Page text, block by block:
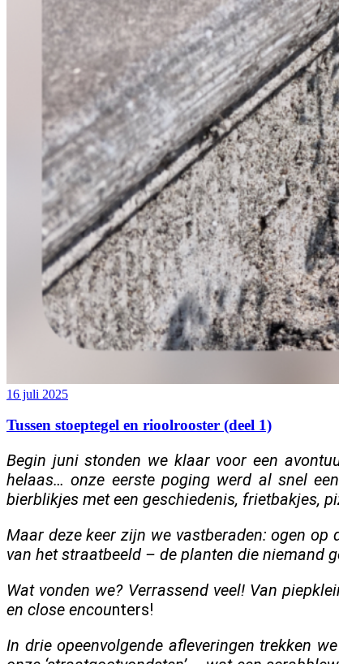
16 juli 2025
Tussen stoeptegel en rioolrooster (deel 1)
Begin juni stonden we klaar voor een
helaas… onze eerste poging werd al snel
bierblikjes met een geschiedenis, frietbakjes,
Maar deze keer zijn we vastberaden: ogen op
van het straatbeeld – de planten die niemand
Wat vonden we? Verrassend veel! Van
en close encounters!
In drie opeenvolgende afleveringen trekken